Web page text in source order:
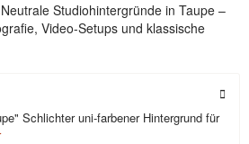
Neutrale Studiohintergründe in Taupe –
Video-Setups und klassische
Schlichter uni-farbener Hintergrund für